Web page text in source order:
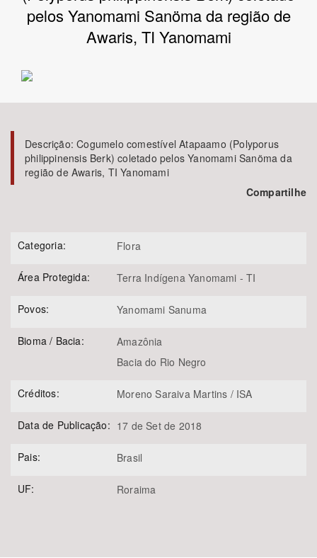
Tema
Subtema
Área de Levantamento
Área Protegida
pelos Yanomami Sanöma da região de
Awaris, TI Yanomami
Descrição:Cogumelo comestível Atapaamo (Polyporus
philippinensis Berk) coletado pelos Yanomami Sanöma da
região de Awaris, TI Yanomami
Compartilhe
Categoria: Flora
Área Protegida: Terra Indígena Yanomami - TI
Povos: Yanomami Sanuma
Bioma / Bacia:
Amazônia
Bacia do Rio Negro
Créditos: Moreno Saraiva Martins / ISA
Data de Publicação: 17 de Set de 2018
Pais: Brasil
UF: Roraima